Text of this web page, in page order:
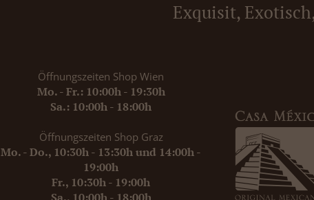
Exquisit,
Öffnungszeiten Shop Wien
Mo. - Fr.: 10:00h - 19:30h
Sa.: 10:00h - 18:00h
Öffnungszeiten Shop Graz
Mo. - Do., 10:30h - 13:30h und 14:00h -
19:00h
Fr., 10:30h - 19:00h